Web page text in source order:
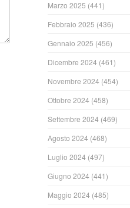
Marzo 2025 (441)
Febbraio 2025 (436)
Gennaio 2025 (456)
Dicembre 2024 (461)
Novembre 2024 (454)
Ottobre 2024 (458)
Settembre 2024 (469)
Agosto 2024 (468)
Luglio 2024 (497)
Giugno 2024 (441)
Maggio 2024 (485)